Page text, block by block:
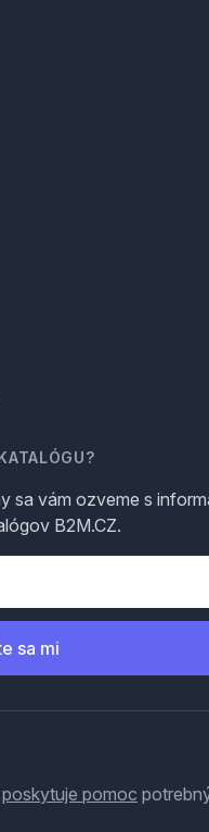
sa vám ozveme s
B2M.CZ.
sa mi
poskytuje pomoc